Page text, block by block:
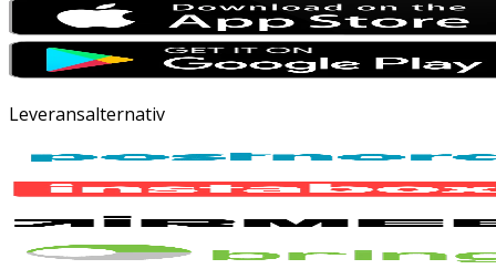
Leveransalternativ